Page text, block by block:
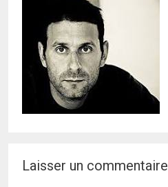
Laisser un commentaire